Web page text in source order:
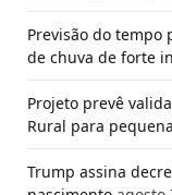
Previsão do tempo
de chuva de forte
Projeto prevê
Rural para
Trump assina